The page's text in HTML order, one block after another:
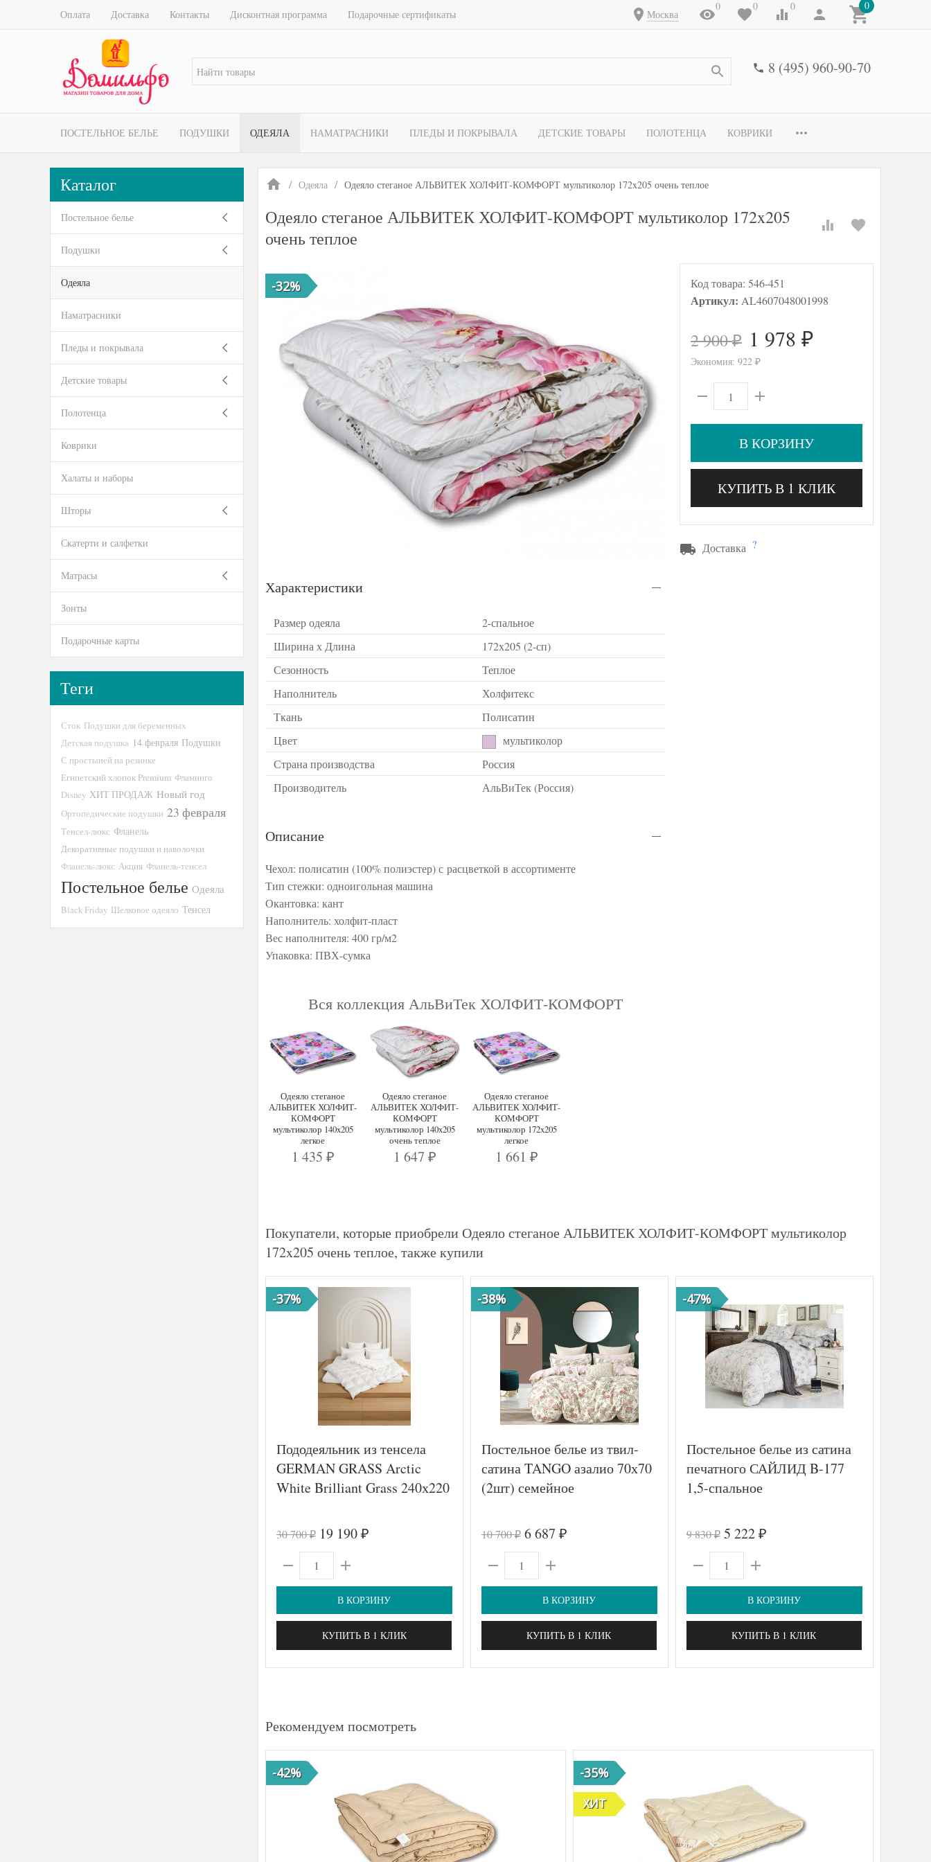
Оплата Доставка Контакты Дисконтная программа Подарочные сертификаты Москва
0 0 0 0
8 (495) 960-90-70
ПОСТЕЛЬНОЕ БЕЛЬЕ ПОДУШКИ ОДЕЯЛА НАМАТРАСНИКИ ПЛЕДЫ И ПОКРЫВАЛА ДЕТСКИЕ ТОВАРЫ ПОЛОТЕНЦА КОВРИКИ
Одеяла Одеяло стеганое АЛЬВИТЕК ХОЛФИТ-КОМФОРТ мультиколор 172x205 очень теплое
Одеяло стеганое АЛЬВИТЕК ХОЛФИТ-КОМФОРТ мультиколор 172x205
очень теплое
-32% Код товара: 546-451
Артикул: AL4607048001998
2 900₽ 1 978 ₽
Экономия: 922 ₽
В КОРЗИНУ
КУПИТЬ В 1 КЛИК
Доставка ?
Характеристики
Размер одеяла
2-спальное
Ширина х Длина
172х205 (2-сп)
Сезонность
Теплое
Наполнитель
Холфитекс
Ткань
Полисатин
Цвет
мультиколор
Страна производства
Россия
Производитель
АльВиТек (Россия)
Описание
Чехол: полисатин (100% полиэстер) с расцветкой в ассортименте
Тип стежки: одноигольная машина
Окантовка: кант
Наполнитель: холфит-пласт
Вес наполнителя: 400 гр/м2
Упаковка: ПВХ-сумка
Вся коллекция АльВиТек ХОЛФИТ-КОМФОРТ
Одеяло стеганое
АЛЬВИТЕК ХОЛФИТ-
КОМФОРТ
мультиколор 140x205
легкое
1 435 ₽
Одеяло стеганое
АЛЬВИТЕК ХОЛФИТ-
КОМФОРТ
мультиколор 140x205
очень теплое
1 647 ₽
Одеяло стеганое
АЛЬВИТЕК ХОЛФИТ-
КОМФОРТ
мультиколор 172x205
легкое
1 661 ₽
Покупатели, которые приобрели Одеяло стеганое АЛЬВИТЕК ХОЛФИТ-КОМФОРТ мультиколор
172x205 очень теплое, также купили
-37%
Пододеяльник из тенсела
GERMAN GRASS Arctic
White Brilliant Grass 240х220
30 700₽ 19 190 ₽
В КОРЗИНУ
КУПИТЬ В 1 КЛИК
-38%
Постельное белье из твил-
сатина TANGO азалио 70х70
(2шт) семейное
10 700₽ 6 687 ₽
В КОРЗИНУ
КУПИТЬ В 1 КЛИК
-47%
Постельное белье из сатина
печатного САЙЛИД B-177
1,5-спальное
9 830₽ 5 222 ₽
В КОРЗИНУ
КУПИТЬ В 1 КЛИК
Рекомендуем посмотреть
-42% -35%
ХИТ
Каталог
Постельное белье
Подушки
Одеяла
Наматрасники
Пледы и покрывала
Детские товары
Полотенца
Коврики
Халаты и наборы
Шторы
Скатерти и салфетки
Матрасы
Зонты
Подарочные карты
Теги
Сток Подушки для беременных
Детская подушка 14 февраля Подушки
С простыней на резинке
Египетский хлопок Premium Фламинго
Disney ХИТ ПРОДАЖ Новый год
Ортопедические подушки 23 февраля
Тенсел-люкс Фланель
Декоративные подушки и наволочки
Фланель-люкс Акция Фланель-тенсел
Постельное белье Одеяла
Black Friday Шелковое одеяло Тенсел